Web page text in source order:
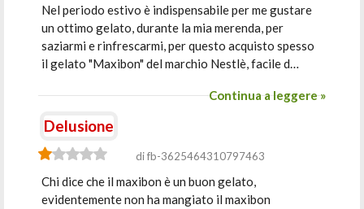
Nel periodo estivo è indispensabile per me gustare
un ottimo gelato, durante la mia merenda, per
saziarmi e rinfrescarmi, per questo acquisto spesso
il gelato "Maxibon" del marchio Nestlè, facile d…
Continua a leggere »
Delusione
di fb-3625464310797463
Chi dice che il maxibon è un buon gelato,
evidentemente non ha mangiato il maxibon